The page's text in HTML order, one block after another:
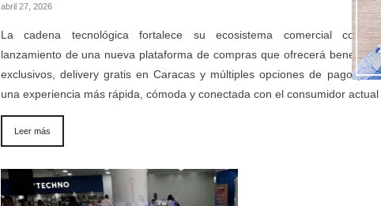
abril 27, 2026
La cadena tecnológica fortalece su ecosistema comercial con el
lanzamiento de una nueva plataforma de compras que ofrecerá beneficios
exclusivos, delivery gratis en Caracas y múltiples opciones de pago para
una experiencia más rápida, cómoda y conectada con el consumidor actual
Leer más